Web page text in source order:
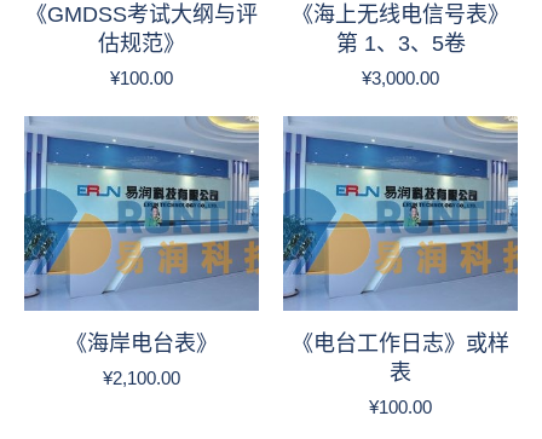
《GMDSS考试大纲与评
估规范》
¥100.00
《海上无线电信号表》
第 1、3、5卷
¥3,000.00
《海岸电台表》
¥2,100.00
《电台工作日志》或样
表
¥100.00